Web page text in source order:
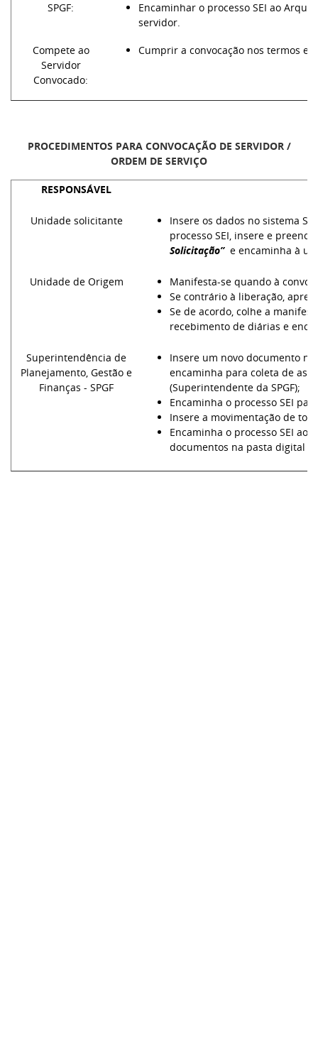
SPGF:
Encaminhar o processo SEI ao
servidor.
Compete ao
Servidor
Convocado:
Cumprir a convocação nos termos
PROCEDIMENTOS PARA CONVOCAÇÃO DE SERVIDOR /
ORDEM DE SERVIÇO
RESPONSÁVEL
Unidade solicitante
Insere os dados no sistema
processo SEI, insere e
Solicitação”e encaminha à
Unidade de Origem
Manifesta-se quando à
Se contrário à liberação,
Se de acordo, colhe a
recebimento de diárias e
Superintendência de
Planejamento, Gestão e
Finanças - SPGF
Insere um novo documento
encaminha para coleta de
(Superintendente da SPGF);
Encaminha o processo SEI
Insere a movimentação de
Encaminha o processo SEI ao
documentos na pasta digital